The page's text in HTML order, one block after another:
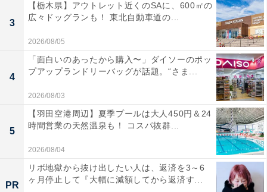
3
【栃木県】アウトレット近くのSAに、600㎡の
広々ドッグランも！ 東北自動車道の...
2026/08/05
4
「面白いのあったから購入〜」ダイソーのポッ
プアップランドリーバッグが話題。“さま...
2026/08/03
5
【羽田空港周辺】夏季プールは大人450円＆24
時間営業の天然温泉も！ コスパ抜群...
2026/08/04
PR
リボ地獄から抜け出したい人は、返済を3～6
ヶ月停止して『大幅に減額してから返済す...